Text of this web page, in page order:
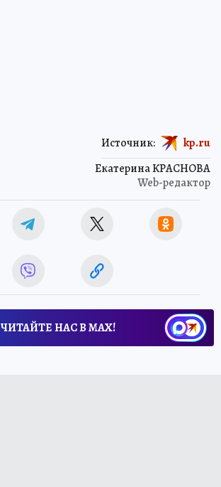
Екатерина КРАСНОВА
Web-редактор
Источник: kp.ru
ЧИТАЙТЕ НАС В МАХ!